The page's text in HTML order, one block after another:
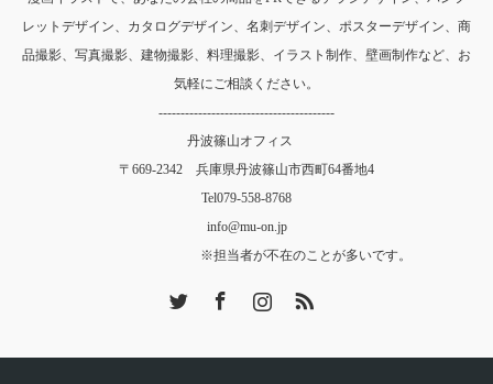
レットデザイン、カタログデザイン、名刺デザイン、ポスターデザイン、商
品撮影、写真撮影、建物撮影、料理撮影、イラスト制作、壁画制作など、お
気軽にご相談ください。
----------------------------------------
丹波篠山オフィス
〒669-2342 兵庫県丹波篠山市西町64番地4
Tel079-558-8768
info@mu-on.jp
※担当者が不在のことが多いです。